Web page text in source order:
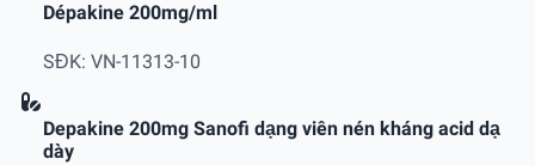
Dépakine 200mg/ml
SĐK: VN-11313-10
Depakine 200mg Sanofi dạng viên nén kháng acid dạ
dày